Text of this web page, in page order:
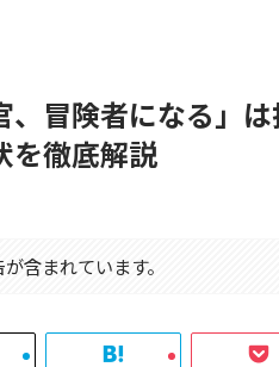
、冒険者になる」
を徹底解説
含まれています。